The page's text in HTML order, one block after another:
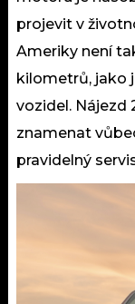
projevit v
Ameriky není
kilometrů, jako
vozidel. Nájezd
znamenat
pravidelný